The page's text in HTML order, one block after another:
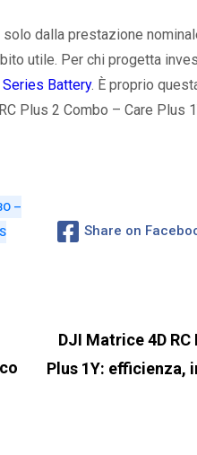
dalla prestazione
utile. Per chi progetta
Battery. È proprio
Plus 2 Combo – Care Plus
–
Share on
DJI Matrice 4D
Plus 1Y: efficienza,